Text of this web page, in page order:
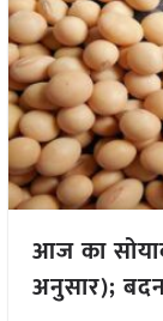
आज का
अनुसार);